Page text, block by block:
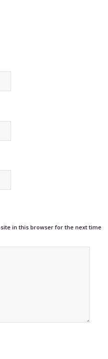
in this browser for the next time